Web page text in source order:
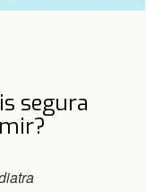
segura